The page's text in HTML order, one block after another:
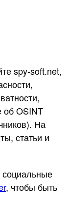
spy-soft.net,
об OSINT
На
статьи и
социальные
, чтобы быть